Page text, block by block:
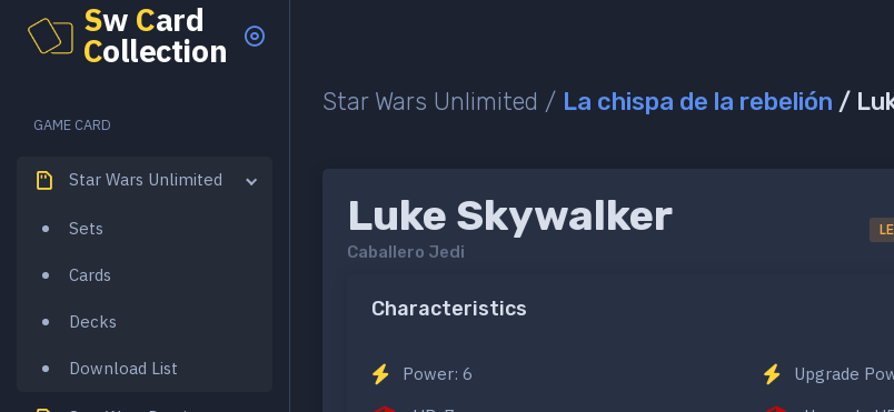
Sw Card
Collection
GAME CARD
Star Wars Unlimited
Sets
Cards
Decks
Download List
Star Wars Unlimited / La chispa de la rebelión /
Luke Skywalker
Caballero Jedi
Characteristics
Power: 6
Upgrade